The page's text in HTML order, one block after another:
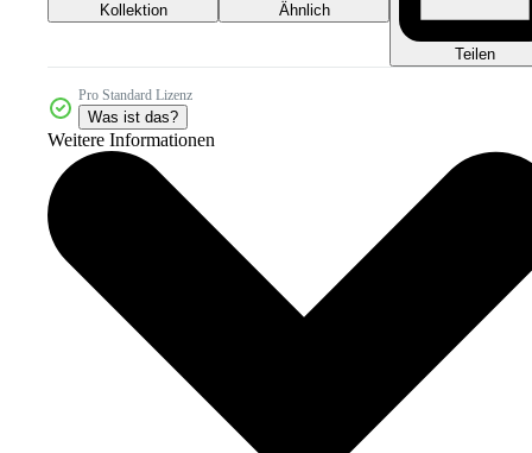
Kollektion Ähnlich
Teilen
Pro Standard Lizenz
Was ist das?
Weitere Informationen